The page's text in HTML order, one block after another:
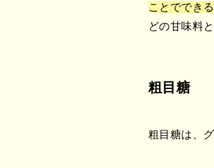
ことででき
どの甘味料
粗目糖
粗目糖は、